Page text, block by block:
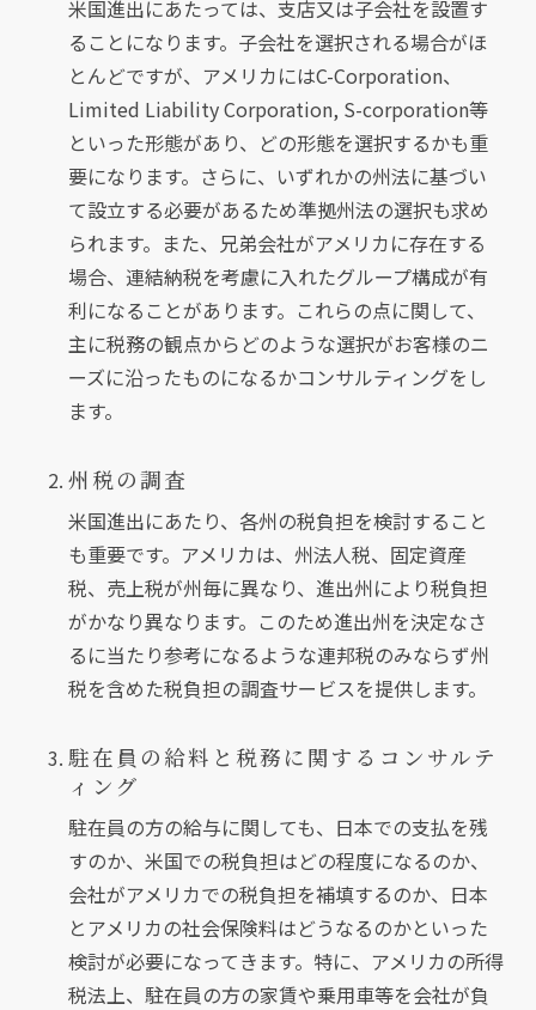
米国進出にあたっては、支店又は子会社を設置す
ることになります。子会社を選択される場合がほ
とんどですが、アメリカにはC-Corporation、
Limited Liability Corporation, S-corporation等
といった形態があり、どの形態を選択するかも重
要になります。さらに、いずれかの州法に基づい
て設立する必要があるため準拠州法の選択も求め
られます。また、兄弟会社がアメリカに存在する
場合、連結納税を考慮に入れたグループ構成が有
利になることがあります。これらの点に関して、
主に税務の観点からどのような選択がお客様のニ
ーズに沿ったものになるかコンサルティングをし
ます。
州税の調査
米国進出にあたり、各州の税負担を検討すること
も重要です。アメリカは、州法人税、固定資産
税、売上税が州毎に異なり、進出州により税負担
がかなり異なります。このため進出州を決定なさ
るに当たり参考になるような連邦税のみならず州
税を含めた税負担の調査サービスを提供します。
駐在員の給料と税務に関するコンサルテ
ィング
駐在員の方の給与に関しても、日本での支払を残
すのか、米国での税負担はどの程度になるのか、
会社がアメリカでの税負担を補填するのか、日本
とアメリカの社会保険料はどうなるのかといった
検討が必要になってきます。特に、アメリカの所得
税法上、駐在員の方の家賃や乗用車等を会社が負